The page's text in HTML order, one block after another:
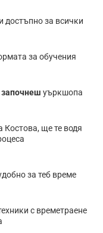
достъпно за всички
за обучения
започнеш уъркшопа
Костова, ще те водя
за теб време
с времетраене